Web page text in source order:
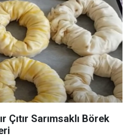
Çıtır Sarımsaklı Börek